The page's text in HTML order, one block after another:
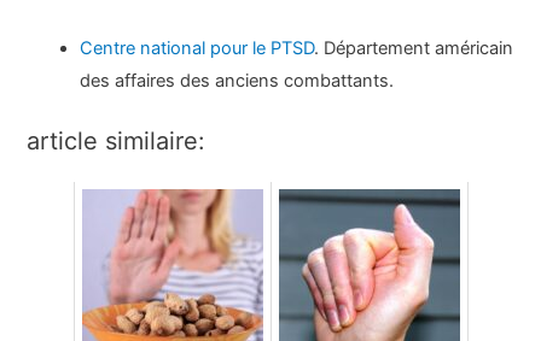
Centre national pour le PTSD. Département américain
des affaires des anciens combattants.
article similaire: